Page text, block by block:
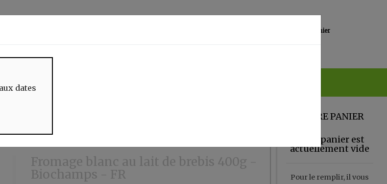
Mon panier
dates
Fromage blanc au lait de brebis 400g -
Biochamps - FR
VOTRE PANIER
Votre panier est
actuellement vide
Pour le remplir, il vous